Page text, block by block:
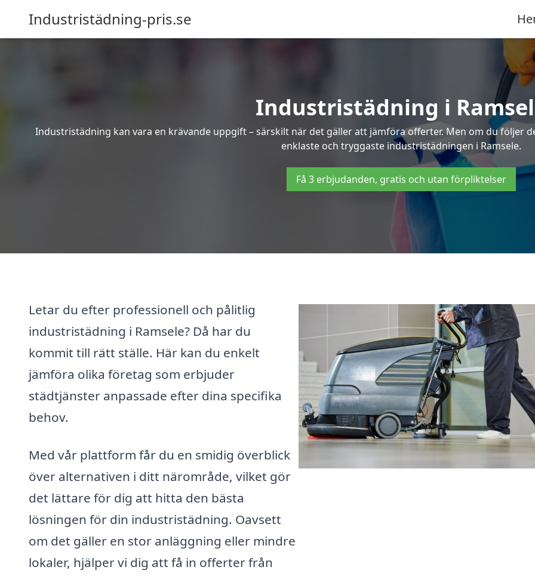
Industristädning-pris.se
Industristädning i
Industristädning kan vara en krävande uppgift – särskilt när det gäller att jämföra offerter. Men om du följer
enklaste och tryggaste industristädningen i Ramsele.
Få 3 erbjudanden, gratis och utan förpliktelser
Letar du efter professionell och pålitlig
industristädning i Ramsele? Då har du
kommit till rätt ställe. Här kan du enkelt
jämföra olika företag som erbjuder
städtjänster anpassade efter dina specifika
behov.
Med vår plattform får du en smidig överblick
över alternativen i ditt närområde, vilket gör
det lättare för dig att hitta den bästa
lösningen för din industristädning. Oavsett
om det gäller en stor anläggning eller mindre
lokaler, hjälper vi dig att få in offerter från